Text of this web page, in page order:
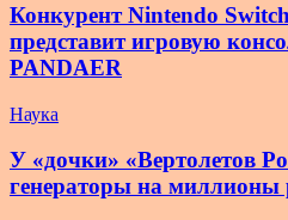
Конкурент Nintendo
представит игровую
PANDAER
Наука
У «дочки» «Вертолетов
генераторы на миллионы